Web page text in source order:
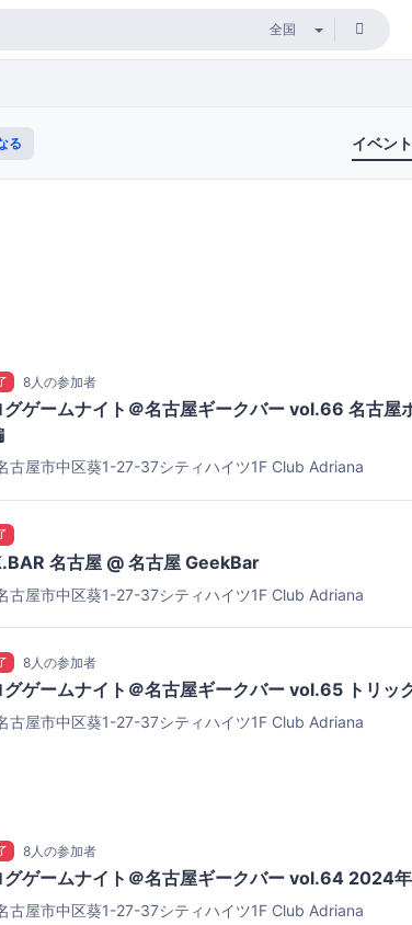
る イベント
8人の参加者
グゲームナイト＠名古屋ギークバー vol.66 名古屋
古屋市中区葵1-27-37シティハイツ1F Club Adriana
名古屋 @ 名古屋 GeekBar
古屋市中区葵1-27-37シティハイツ1F Club Adriana
8人の参加者
グゲームナイト＠名古屋ギークバー vol.65 トリッ
古屋市中区葵1-27-37シティハイツ1F Club Adriana
8人の参加者
グゲームナイト＠名古屋ギークバー vol.64 2024
古屋市中区葵1-27-37シティハイツ1F Club Adriana